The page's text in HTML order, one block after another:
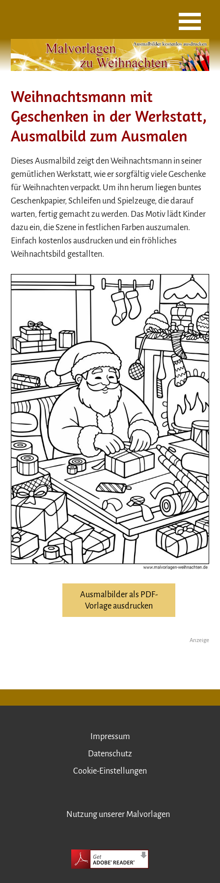
Weihnachtsmann mit
Geschenken in der Werkstatt,
Ausmalbild zum Ausmalen
Dieses Ausmalbild zeigt den Weihnachtsmann in seiner
gemütlichen Werkstatt, wie er sorgfältig viele Geschenke
für Weihnachten verpackt. Um ihn herum liegen buntes
Geschenkpapier, Schleifen und Spielzeuge, die darauf
warten, fertig gemacht zu werden. Das Motiv lädt Kinder
dazu ein, die Szene in festlichen Farben auszumalen.
Einfach kostenlos ausdrucken und ein fröhliches
Weihnachtsbild gestallten.
Ausmalbilder als PDF-
Vorlage ausdrucken
Anzeige
Impressum
Datenschutz
Cookie-Einstellungen
Nutzung unserer Malvorlagen